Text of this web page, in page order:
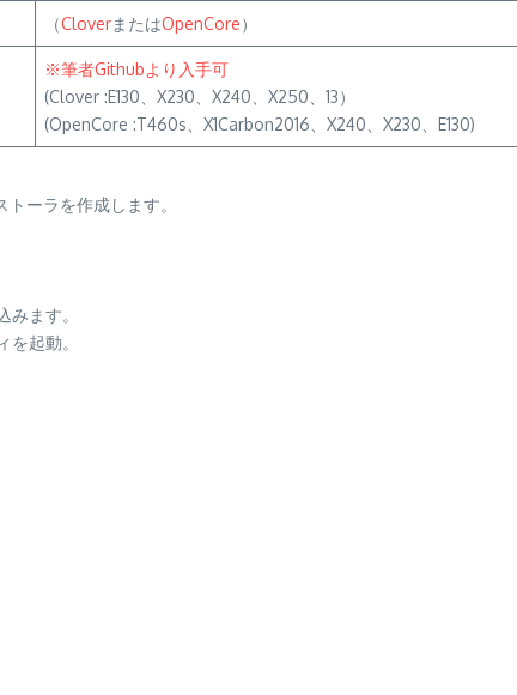
（CloverまたはOpenCore）
※筆者Githubより入手可
(Clover :E130、X230、X240、X250、13）
(OpenCore :T460s、X1Carbon2016、X240、X230、E130)
ーラを作成します。
ます。
起動。